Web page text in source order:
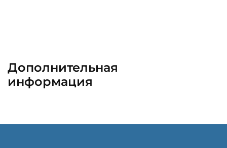
Дополнительная
информация